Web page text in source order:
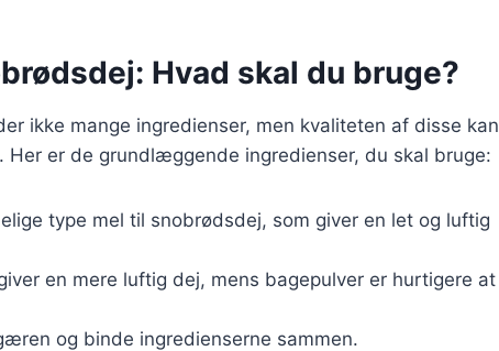
Hvad skal du bruge?
ikke mange ingredienser, men kvaliteten af disse kan
Her er de grundlæggende ingredienser, du skal bruge:
type mel til snobrødsdej, som giver en let og luftig
en mere luftig dej, mens bagepulver er hurtigere at
og binde ingredienserne sammen.